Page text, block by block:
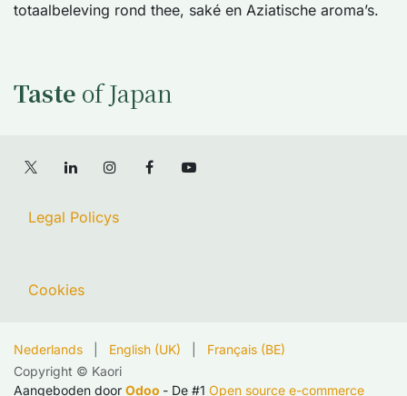
totaalbeleving rond thee, saké en Aziatische aroma’s.
Taste of Japan
Legal Policys
Cookies
Copyright © Kaori
Nederlands English (UK) Français (BE)
Aangeboden door Odoo - De #1 Open source e-commerce